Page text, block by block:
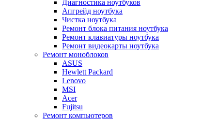
Диагностика ноутбуков
Апгрейд ноутбука
Чистка ноутбука
Ремонт блока питания ноутбука
Ремонт клавиатуры ноутбука
Ремонт видеокарты ноутбука
Ремонт моноблоков
ASUS
Hewlett Packard
Lenovo
MSI
Acer
Fujitsu
Ремонт компьютеров